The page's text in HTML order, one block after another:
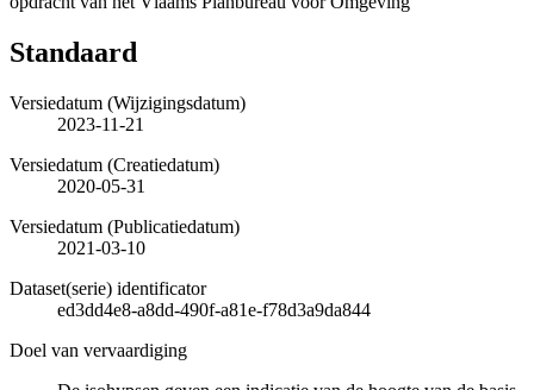
Standaard
Versiedatum (Wijzigingsdatum)
2023-11-21
Versiedatum (Creatiedatum)
2020-05-31
Versiedatum (Publicatiedatum)
2021-03-10
Dataset(serie) identificator
ed3dd4e8-a8dd-490f-a81e-f78d3a9da844
Doel van vervaardiging